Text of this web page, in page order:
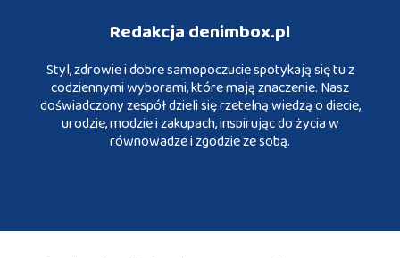
Redakcja denimbox.pl
Styl, zdrowie i dobre samopoczucie spotykają się tu z
codziennymi wyborami, które mają znaczenie. Nasz
doświadczony zespół dzieli się rzetelną wiedzą o diecie,
urodzie, modzie i zakupach, inspirując do życia w
równowadze i zgodzie ze sobą.